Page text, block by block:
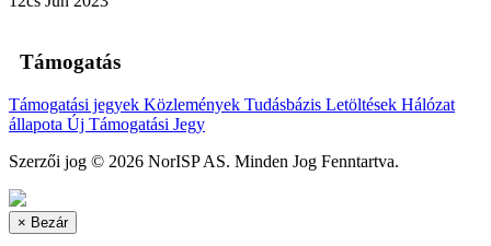
Támogatás
Támogatási jegyek Közlemények Tudásbázis Letöltések Hálózat
állapota Új Támogatási Jegy
Szerzői jog © 2026 NorISP AS. Minden Jog Fenntartva.
× Bezár